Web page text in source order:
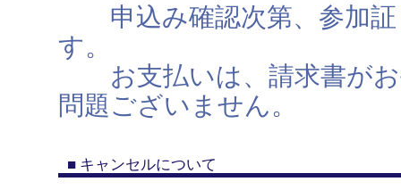
申込み確認次第、参加証
す。
お支払いは、請求書がお
問題ございません。
■ キャンセルについて